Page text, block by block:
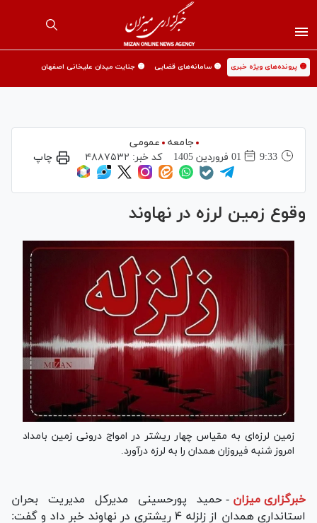
🟡 پرونده‌های ویژه خبری 🟡 سامانه‌های قضایی 🟡 جنایت میدان علیخانی اصفهان
جامعه
عمومی
9:33
01 فروردين 1405 کد خبر: ۴۸۸۷۵۳۲ چاپ
وقوع زمین لرزه در نهاوند
زمین لرزه‌ای به مقیاس چهار ریشتر در امواج درونی زمین بامداد
امروز شنبه فیروزان همدان را به لرزه درآورد.
خبرگزاری میزان - حمید پورحسینی مدیرکل مدیریت بحران
استانداری همدان از زلزله ۴ ریشتری در نهاوند خبر داد و گفت: